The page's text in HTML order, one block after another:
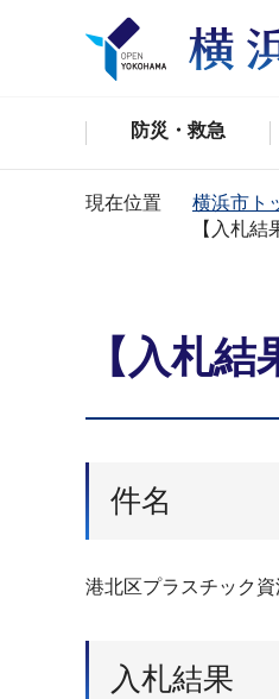
防災・救急
現在位置 横浜市ト
【入札
【入札
件名
港北区プラスチック
入札結果